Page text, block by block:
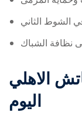
الاهلي
اليوم